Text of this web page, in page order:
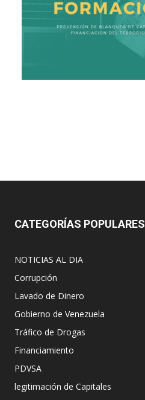
CATEGORÍAS POPULARES
NOTICIAS AL DIA
Corrupción
Lavado de Dinero
Gobierno de Venezuela
Tráfico de Drogas
Financiamiento
PDVSA
legitimación de Capitales